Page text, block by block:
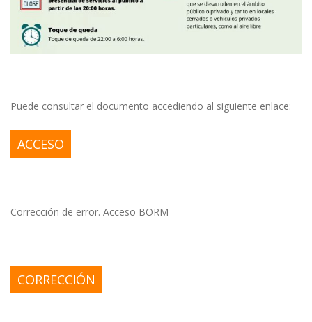
Puede consultar el documento accediendo al siguiente enlace:
ACCESO
Corrección de error. Acceso BORM
CORRECCIÓN